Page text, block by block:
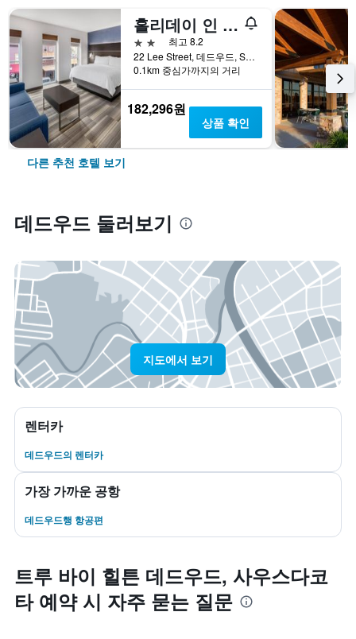
홀리데이 인 익스프레스 호텔 앤 스위트 데드우드-골드 더스트 카지노 바이 IHG
2성급
최고 8.2
22 Lee Street, 데드우드, SD, 미국
0.1km 중심가까지의 거리
182,296원
상품 확인
다른 추천 호텔 보기
데드우드 둘러보기
지도에서 보기
렌터카
데드우드​의 렌터카
가장 가까운 공항
데드우드행 항공편
트루 바이 힐튼 데드우드, 사우스다코
타 예약 시 자주 묻는 질문